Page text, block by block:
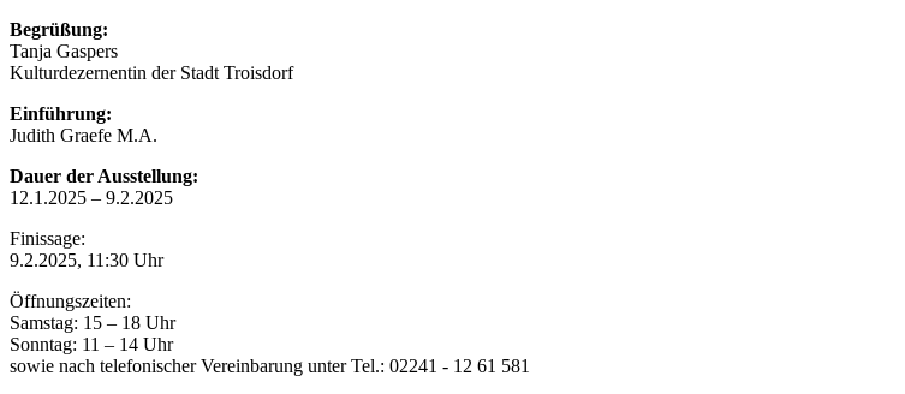
Begrüßung:
Tanja Gaspers
Kulturdezernentin der Stadt Troisdorf
Einführung:
Judith Graefe M.A.
Dauer der Ausstellung:
12.1.2025 – 9.2.2025
Finissage:
9.2.2025, 11:30 Uhr
Öffnungszeiten:
Samstag: 15 – 18 Uhr
Sonntag: 11 – 14 Uhr
sowie nach telefonischer Vereinbarung unter Tel.: 02241 - 12 61 581